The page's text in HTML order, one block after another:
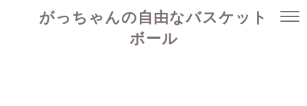
がっちゃんの自由なバスケット
ボール